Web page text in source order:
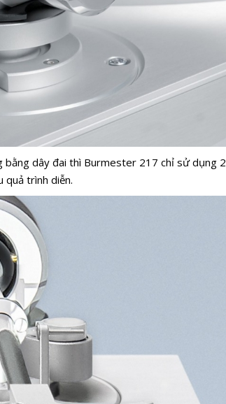
dây đai thì Burmester 217 chỉ sử dụng 2
quả trình diễn.